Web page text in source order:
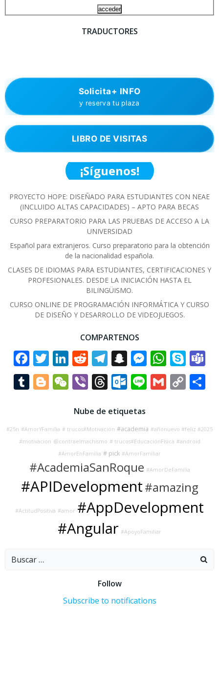
TRADUCTORES
Solicita+ INFO
y reserva tu plaza
LIBRO DE VISITAS
¡Síguenos!
PROYECTO HOPE: DISEÑADO PARA ESTUDIANTES CON NEAE
(INCLUIDO ALTAS CAPACIDADES) – APTO PARA BECAS
CURSO PREPARATORIO PARA LAS PRUEBAS DE ACCESO A LA
UNIVERSIDAD
Español para extranjeros. Curso preparatorio para la obtención
de la nacionalidad española.
CLASES DE IDIOMAS PARA ESTUDIANTES, CERTIFICACIONES Y
PROFESIONALES. DESDE LA INICIACIÓN HASTA EL
BILINGÜISMO.
CURSO ONLINE DE PROGRAMACIÓN INFORMÁTICA Y CURSO
DE DISEÑO Y DESARROLLO DE VIDEOJUEGOS.
COMPARTENOS
Facebook
Twitter
LinkedIn
Reddit
Telegram
Snapchat
Tumblr
Blogger
WeChat
ViberThreads
LineGmail
Link
Nube de etiquetas
#25n #AmorYFamilia # trucos#Motivación #academia #añonuevo #feliz #2025
#motivacion @contraelmachismo # trucos#EducaciónFísica #android
#AmorEnFamilia # pick #AmorFamiliar
#AcademiaSanRoque #AmorDeFamilia
#APIDevelopment#amazing
#ActitudPositiva #amor #AppDevelopment
#Angular #ApoyoFamiliar
Buscar:
Follow
Subscribe to notifications